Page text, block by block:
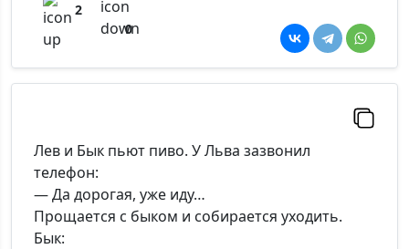
2
0
Лев и Бык пьют пиво. У Льва зазвонил
телефон:
— Да дорогая, уже иду…
Прощается с быком и собирается уходить.
Бык: